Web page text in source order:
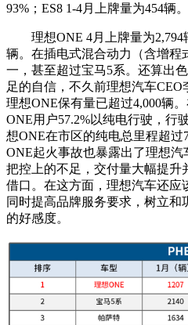
93%；ES8 1-4月上牌量为454辆。
理想ONE 4月上牌量为
辆。在插电式混合动力（含增程
一，甚至超过宝马5系。还算出
足的自信，不久前理想汽车CEO
理想ONE保有量已超过4,000辆
ONE用户57.2%以纯电行驶，行
想ONE在市区的纯电总里程超过
ONE起火事故也暴露出了理想
把控上的不足，交付量大幅提升
借口。在这方面，理想汽车还应
同时提高品牌服务要求，树立
的好感度。